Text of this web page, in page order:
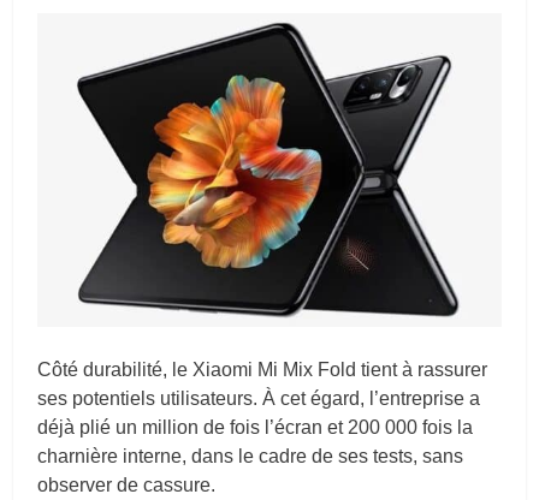
Côté durabilité, le Xiaomi Mi Mix Fold tient à rassurer
ses potentiels utilisateurs. À cet égard, l’entreprise a
déjà plié un million de fois l’écran et 200 000 fois la
charnière interne, dans le cadre de ses tests, sans
observer de cassure.